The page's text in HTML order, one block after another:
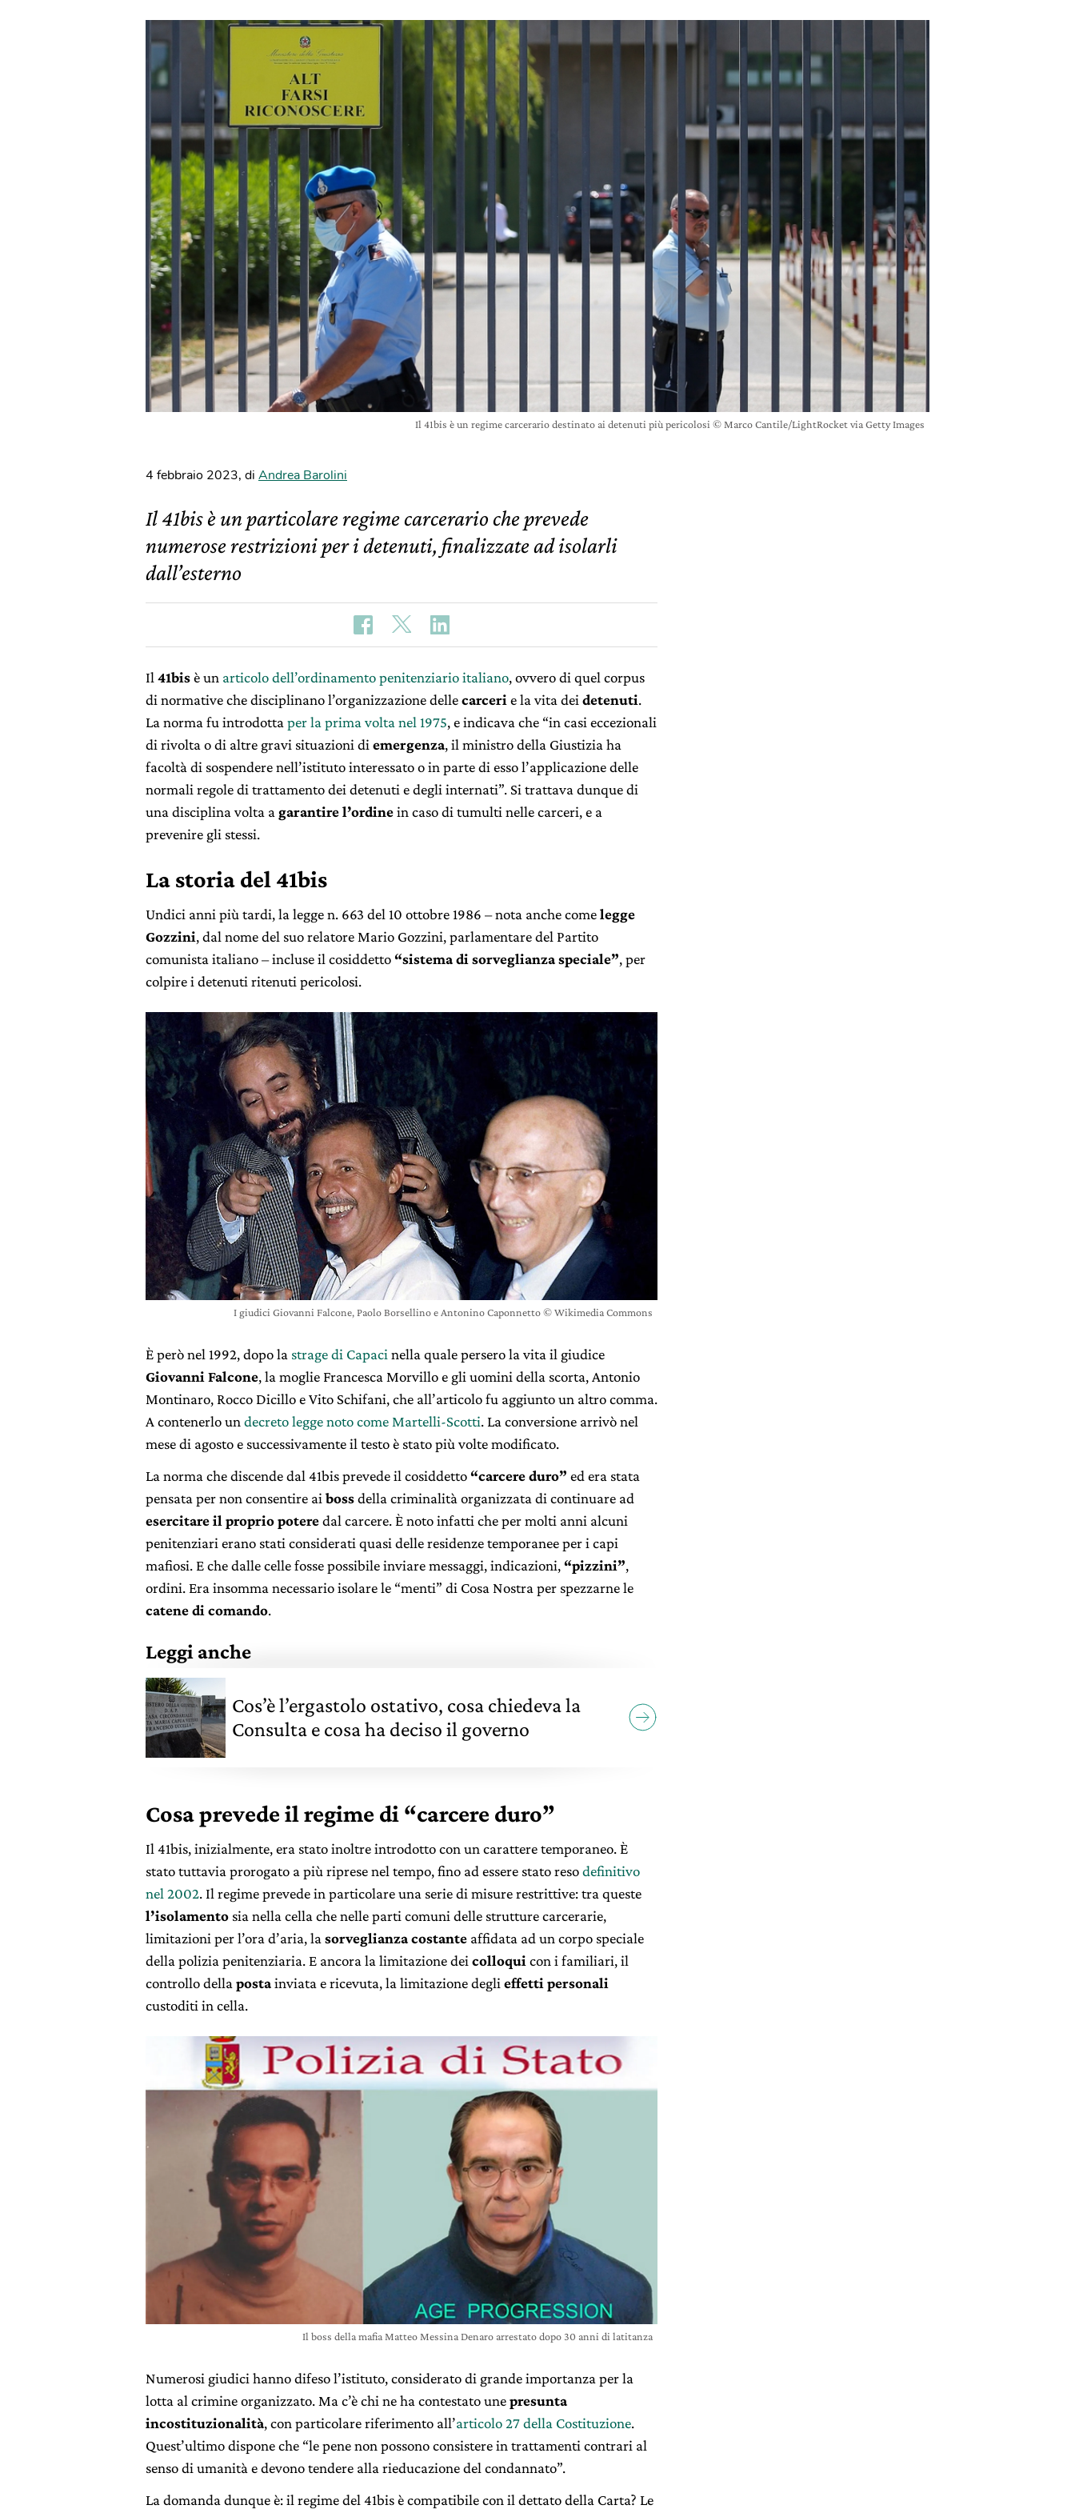
Il 41bis è un regime carcerario destinato ai detenuti più pericolosi © Marco Cantile/LightRocket via Getty Images
4 febbraio 2023, di Andrea Barolini
Il 41bis è un particolare regime carcerario che prevede
numerose restrizioni per i detenuti, finalizzate ad isolarli
dall’esterno
Il 41bisè un articolo dell’ordinamento penitenziario italiano, ovvero di quel corpus
di normative che disciplinano l’organizzazione dellecarceri e la vita dei detenuti.
La norma fu introdotta per la prima volta nel 1975, e indicava che “in casi eccezionali
di rivolta o di altre gravi situazioni di emergenza, il ministro della Giustizia ha
facoltà di sospendere nell’istituto interessato o in parte di esso l’applicazione delle
normali regole di trattamento dei detenuti e degli internati”. Si trattava dunque di
una disciplina volta a garantire l’ordinein caso di tumulti nelle carceri, e a
prevenire gli stessi.
La storia del 41bis
Undici anni più tardi, la legge n. 663 del 10 ottobre 1986 – nota anche comelegge
Gozzini, dal nome del suo relatore Mario Gozzini, parlamentare del Partito
comunista italiano – incluse il cosiddetto “sistema di sorveglianza speciale”, per
colpire i detenuti ritenuti pericolosi.
I giudici Giovanni Falcone, Paolo Borsellino e Antonino Caponnetto © Wikimedia Commons
È però nel 1992, dopo la strage di Capaci nella quale persero la vita il giudice
Giovanni Falcone, la moglie Francesca Morvillo e gli uomini della scorta, Antonio
Montinaro, Rocco Dicillo e Vito Schifani, che all’articolo fu aggiunto un altro comma.
A contenerlo un decreto legge noto come Martelli-Scotti. La conversione arrivò nel
mese di agosto e successivamente il testo è stato più volte modificato.
La norma che discende dal 41bis prevede il cosiddetto “carcere duro” ed era stata
pensata per non consentire aibossdella criminalità organizzata di continuare ad
esercitare il proprio poteredal carcere. È noto infatti che per molti anni alcuni
penitenziari erano stati considerati quasi delle residenze temporanee per i capi
mafiosi. E che dalle celle fosse possibile inviare messaggi, indicazioni, “pizzini”,
ordini. Era insomma necessario isolare le “menti” di Cosa Nostra per spezzarne le
catene di comando.
Leggi anche
Cos’è l’ergastolo ostativo, cosa chiedeva la
Consulta e cosa ha deciso il governo
Cosa prevede il regime di “carcere duro”
Il 41bis, inizialmente, era stato inoltre introdotto con un carattere temporaneo. È
stato tuttavia prorogato a più riprese nel tempo, fino ad essere stato resodefinitivo
nel 2002. Il regime prevede in particolare una serie di misure restrittive: tra queste
l’isolamento sia nella cella che nelle parti comuni delle strutture carcerarie,
limitazioni per l’ora d’aria, la sorveglianza costante affidata ad un corpo speciale
della polizia penitenziaria. E ancora la limitazione dei colloqui con i familiari, il
controllo della postainviata e ricevuta, la limitazione degli effetti personali
custoditi in cella.
Il boss della mafia Matteo Messina Denaro arrestato dopo 30 anni di latitanza
Numerosi giudici hanno difeso l’istituto, considerato di grande importanza per la
lotta al crimine organizzato. Ma c’è chi ne ha contestato unepresunta
incostituzionalità, con particolare riferimento all’articolo 27 della Costituzione.
Quest’ultimo dispone che “le pene non possono consistere in trattamenti contrari al
senso di umanità e devono tendere alla rieducazione del condannato”.
La domanda dunque è: il regime del 41bis è compatibile con il dettato della Carta? Le